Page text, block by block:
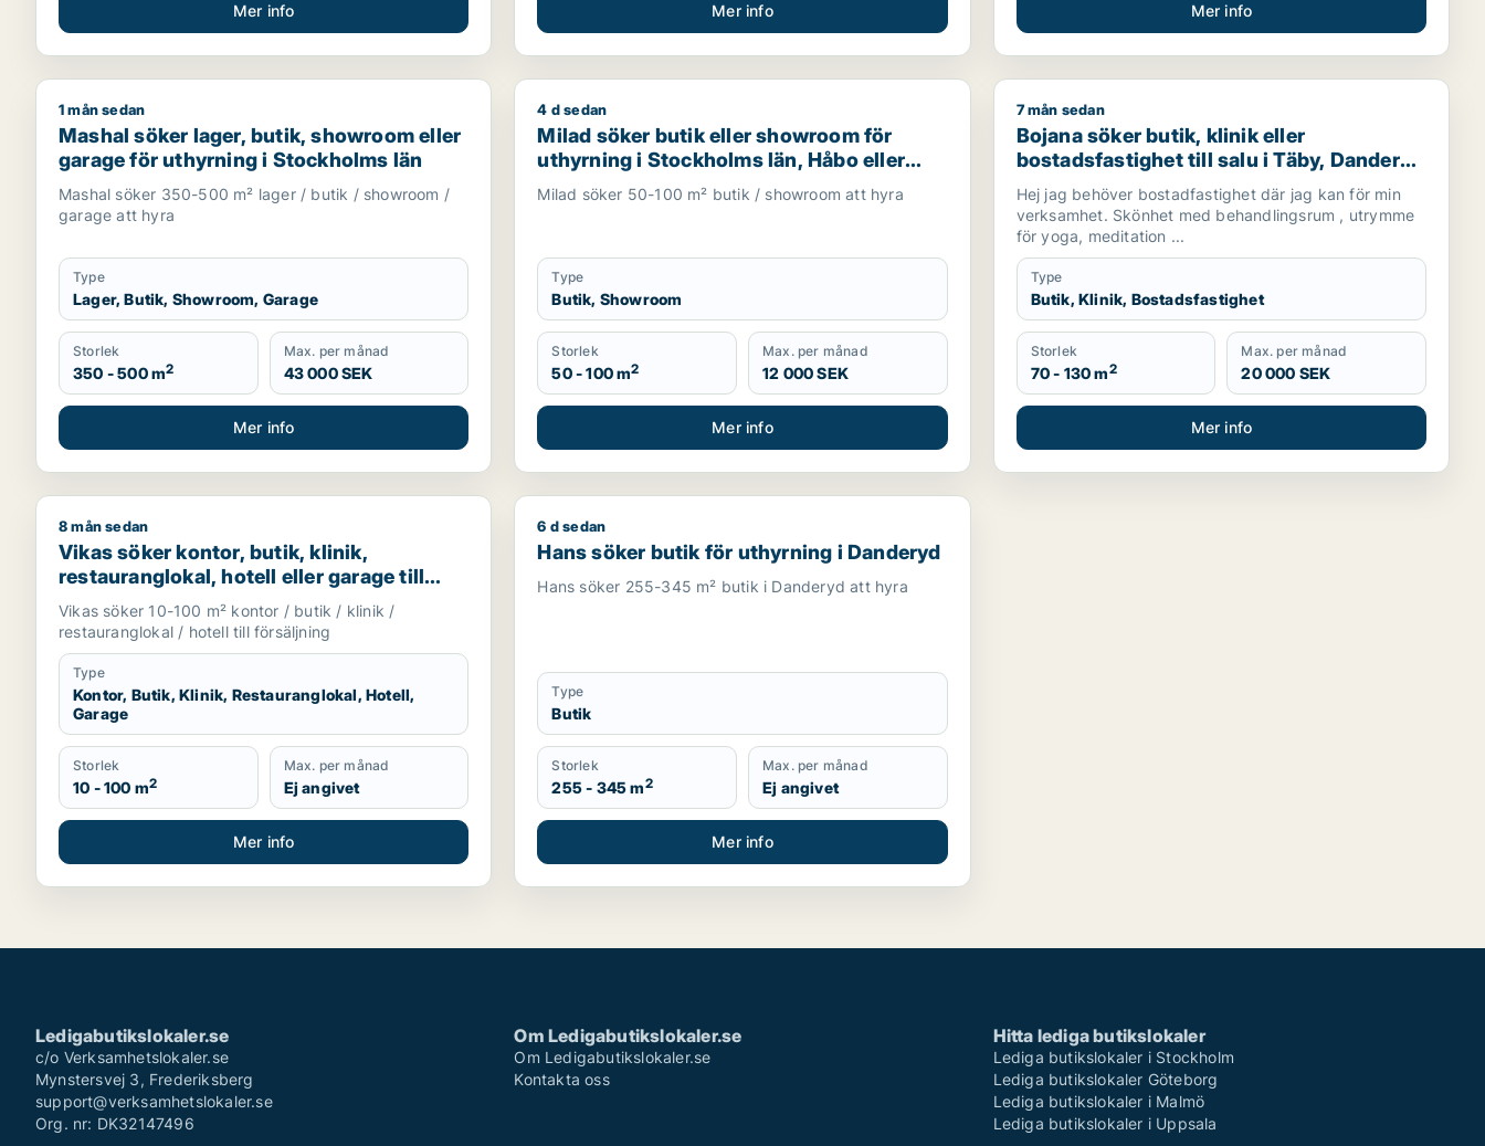
Mer info Mer info Mer info
Mashal söker lager, butik, showroom eller garage för uthyrning i Stockholms län
1 mån sedan
Mashal söker lager, butik, showroom eller
garage för uthyrning i Stockholms län
Mashal söker 350-500 m² lager / butik / showroom /
garage att hyra
Type
Lager, Butik, Showroom, Garage
Storlek
350 - 500 m2
Max. per månad
43 000 SEK
Mer info
Milad söker butik eller showroom för uthyrning i Stockholms län, Håbo eller Knivsta
4 d sedan
Milad söker butik eller showroom för
uthyrning i Stockholms län, Håbo eller
Knivsta
Milad söker 50-100 m² butik / showroom att hyra
Type
Butik, Showroom
Storlek
50 - 100 m2
Max. per månad
12 000 SEK
Mer info
Bojana söker butik, klinik eller bostadsfastighet till
7 mån sedan
Bojana söker butik, klinik eller
bostadsfastighet till salu i Täby, Danderyd
eller Stockholm Innerstad m.fl.
Hej jag behöver bostadfastighet där jag kan för min
verksamhet. Skönhet med behandlingsrum , utrymme
för yoga, meditation ...
Type
Butik, Klinik, Bostadsfastighet
Storlek
70 - 130 m2
Max. per månad
20 000 SEK
Mer info
Vikas söker kontor, butik, klinik, restauranglokal, hotell eller garage till salu i Upplands Väsby, Vallentuna eller Österåker m.fl.
8 mån sedan
Vikas söker kontor, butik, klinik,
restauranglokal, hotell eller garage till
salu i Upplands Väsby, Vallentuna eller
Österåker m.fl.
Vikas söker 10-100 m² kontor / butik / klinik /
restauranglokal / hotell till försäljning
Type
Kontor, Butik, Klinik, Restauranglokal, Hotell,
Garage
Storlek
10 - 100 m2
Max. per månad
Ej angivet
Mer info
Hans söker butik för uthyrning i Danderyd
6 d sedan
Hans söker butik för uthyrning i Danderyd
Hans söker 255-345 m² butik i Danderyd att hyra
Type
Butik
Storlek
255 - 345 m2
Max. per månad
Ej angivet
Mer info
Ledigabutikslokaler.se
c/o Verksamhetslokaler.se
Mynstersvej 3, Frederiksberg
support@verksamhetslokaler.se
Org. nr: DK32147496
Om Ledigabutikslokaler.se
Om Ledigabutikslokaler.se
Kontakta oss
Hitta lediga butikslokaler
Lediga butikslokaler i Stockholm
Lediga butikslokaler Göteborg
Lediga butikslokaler i Malmö
Lediga butikslokaler i Uppsala